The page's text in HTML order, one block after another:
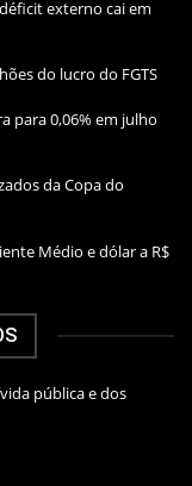
externo cai em
do lucro do FGTS
para 0,06% em julho
da Copa do
Médio e dólar a R$
pública e dos